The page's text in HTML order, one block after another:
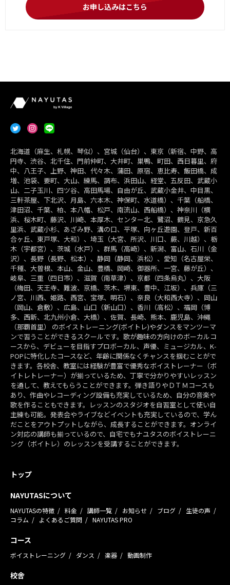
お申し込みはこちら
北海道（麻生、札幌、琴似）、宮城（仙台）、東京（新宿、中野、高
円寺、渋谷、北千住、門前仲町、大井町、巣鴨、町田、西日暮里、府
中、八王子、上野、神田、代々木、蒲田、原宿、恵比寿、飯田橋、成
増、池袋、要町、大山、練馬、調布、浜田山、経堂、五反田、武蔵小
山、二子玉川、四ツ谷、高田馬場、自由が丘、武蔵小金井、中目黒、
三軒茶屋、下北沢、月島、六本木、神保町、水道橋）、千葉（船橋、
津田沼、千葉、柏、本八幡、松戸、南流山、西船橋）、神奈川（横
浜、桜木町、藤沢、川崎、本厚木、センター北、鷺沼、鶴見、京急久
里浜、武蔵小杉、あざみ野、溝の口、平塚、向ヶ丘遊園、登戸、新百
合ヶ丘、東戸塚、大和）、埼玉（大宮、所沢、川口、蕨、川越）、栃
木（宇都宮）、茨城（水戸）、群馬（高崎）、新潟、富山、石川（金
沢）、長野（長野、松本）、静岡（静岡、浜松）、愛知（名古屋栄、
千種、大曽根、本山、金山、豊橋、岡崎、御器所、一宮、藤が丘）、
岐阜、三重（四日市）、滋賀（南草津）、京都（四条烏丸）、大阪
（梅田、天王寺、難波、京橋、茨木、堺東、豊中、江坂）、兵庫（三
ノ宮、川西、姫路、西宮、宝塚、明石）、奈良（大和西大寺）、岡山
（岡山、倉敷）、広島、山口（新山口）、香川（高松）、福岡（博
多、西新、北九州小倉、大橋）、佐賀、長崎、熊本、鹿児島、沖縄
（那覇首里） のボイストレーニング(ボイトレ)やダンスをマンツーマ
ンで習うことができるスクールです。歌が趣味の方向けのボーカルコ
ースから、デビューを目指すプロボーカル、声優、ミュージカル、K-
POPに特化したコースなど、年齢に関係なくチャンスを掴むことがで
きます。各校舎、教室には経験が豊富で優秀なボイストレーナー（ボ
イトレトレーナー）が揃っているため、丁寧で分かりやすいレッスン
を通して、教えてもらうことができます。弾き語りやＤＴＭコースも
あり、作曲やレコーディング設備も充実しているため、自分の音楽や
歌を作ることもできます。レッスンのスタジオを自習室として使い自
主練も可能。発表会やライブなどイベントも充実しているので、学ん
だことをアウトプットしながら、成長することができます。オンライ
ン対応の講師も揃っているので、自宅でもナユタスのボイストレーニ
ング（ボイトレ）のレッスンを受講することができます。
トップ
NAYUTASについて
NAYUTASの特徴 料金 講師一覧 お知らせ ブログ
生徒の声
コラム
よくあるご質問 NAYUTAS PRO
コース
ボイストレーニング ダンス 楽器 動画制作
校舎